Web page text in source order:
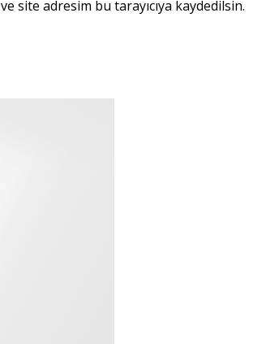
site adresim bu tarayıcıya kaydedilsin.